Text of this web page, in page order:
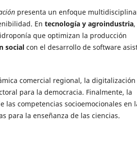
presenta un enfoque
En tecnología y agroindustria
que optimizan la producción
social con el desarrollo de software
comercial regional, la digitalización
para la democracia. Finalmente, la
las competencias socioemocionales en
para la enseñanza de las ciencias.